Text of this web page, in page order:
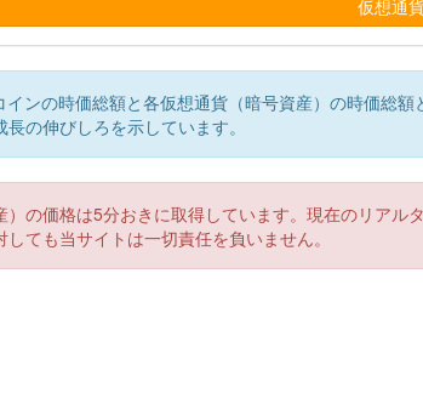
インの時価総額と各仮想通貨（暗号資産）の時価総
の伸びしろを示しています。
）の価格は5分おきに取得しています。現在のリア
ても当サイトは一切責任を負いません。